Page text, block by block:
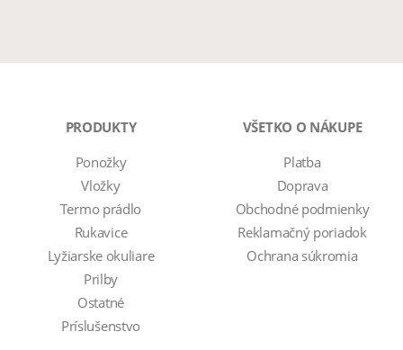
PRODUKTY
Ponožky
Vložky
Termo prádlo
Rukavice
Lyžiarske okuliare
Prilby
Ostatné
Príslušenstvo
VŠETKO O NÁKUPE
Platba
Doprava
Obchodné podmienky
Reklamačný poriadok
Ochrana súkromia